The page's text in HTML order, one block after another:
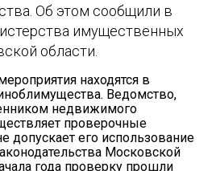
Об этом сообщили в
имущественных
области.
находятся в
Ведомство,
недвижимого
проверочные
допускает его использование
Московской
года проверку прошли